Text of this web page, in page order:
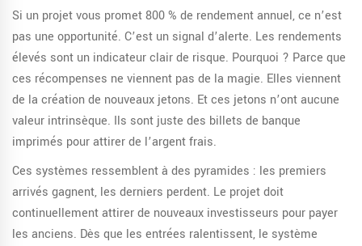
Si un projet vous promet 800 % de rendement annuel, ce n’est
pas une opportunité. C’est un signal d’alerte. Les rendements
élevés sont un indicateur clair de risque. Pourquoi ? Parce que
ces récompenses ne viennent pas de la magie. Elles viennent
de la création de nouveaux jetons. Et ces jetons n’ont aucune
valeur intrinsèque. Ils sont juste des billets de banque
imprimés pour attirer de l’argent frais.
Ces systèmes ressemblent à des pyramides : les premiers
arrivés gagnent, les derniers perdent. Le projet doit
continuellement attirer de nouveaux investisseurs pour payer
les anciens. Dès que les entrées ralentissent, le système